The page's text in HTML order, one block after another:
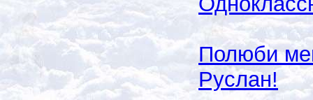
Полюби
Руслан!